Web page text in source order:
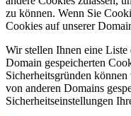
zu können. Wenn Sie
Cookies auf unserer
Wir stellen Ihnen eine
Domain gespeicherten
Sicherheitsgründen
von anderen Domains
Sicherheitseinstellungen